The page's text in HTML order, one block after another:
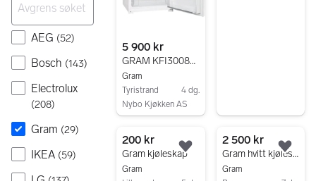
AEG (52)
Bosch (143)
Electrolux
(208)
Gram (29)
IKEA (59)
5 900 kr
GRAM KFI3008521, Integrert kombiskap lavt
Gram
Tyristrand
4 dg.
Nybo Kjøkken AS
200 kr
Gram kjøleskap
Gram
Legg til som favoritt.
2 500 kr
Gram hvitt kjøleskap
Gram